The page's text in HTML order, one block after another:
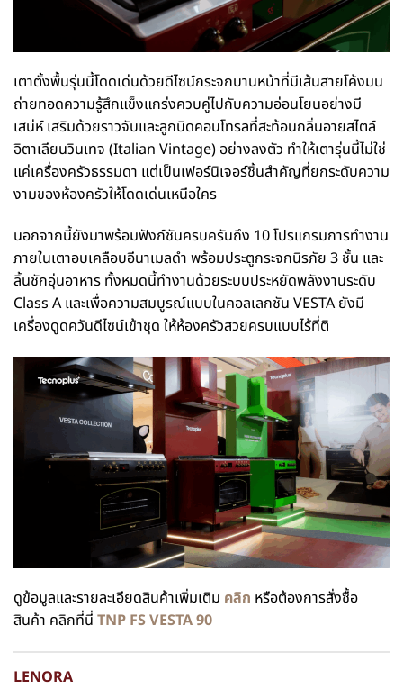
เตาตั้งพื้นรุ่นนี้โดดเด่นด้วยดีไซน์กระจกบานหน้าที่มีเส้นสายโค้งมน
ถ่ายทอดความรู้สึกแข็งแกร่งควบคู่ไปกับความอ่อนโยนอย่างมี
เสน่ห์ เสริมด้วยราวจับและลูกบิดคอนโทรลที่สะท้อนกลิ่นอายสไตล์
อิตาเลียนวินเทจ (Italian Vintage) อย่างลงตัว ทำให้เตารุ่นนี้ไม่ใช่
แค่เครื่องครัวธรรมดา แต่เป็นเฟอร์นิเจอร์ชิ้นสำคัญที่ยกระดับความ
งามของห้องครัวให้โดดเด่นเหนือใคร
นอกจากนี้ยังมาพร้อมฟังก์ชันครบครันถึง 10 โปรแกรมการทำงาน
ภายในเตาอบเคลือบอีนาเมลดำ พร้อมประตูกระจกนิรภัย 3 ชั้น และ
ลิ้นชักอุ่นอาหาร ทั้งหมดนี้ทำงานด้วยระบบประหยัดพลังงานระดับ
Class A และเพื่อความสมบูรณ์แบบในคอลเลกชัน VESTA ยังมี
เครื่องดูดควันดีไซน์เข้าชุด ให้ห้องครัวสวยครบแบบไร้ที่ติ
ดูข้อมูลและรายละเอียดสินค้าเพิ่มเติม คลิก หรือต้องการสั่งซื้อ
สินค้า คลิกที่นี่ TNP FS VESTA 90
LENORA